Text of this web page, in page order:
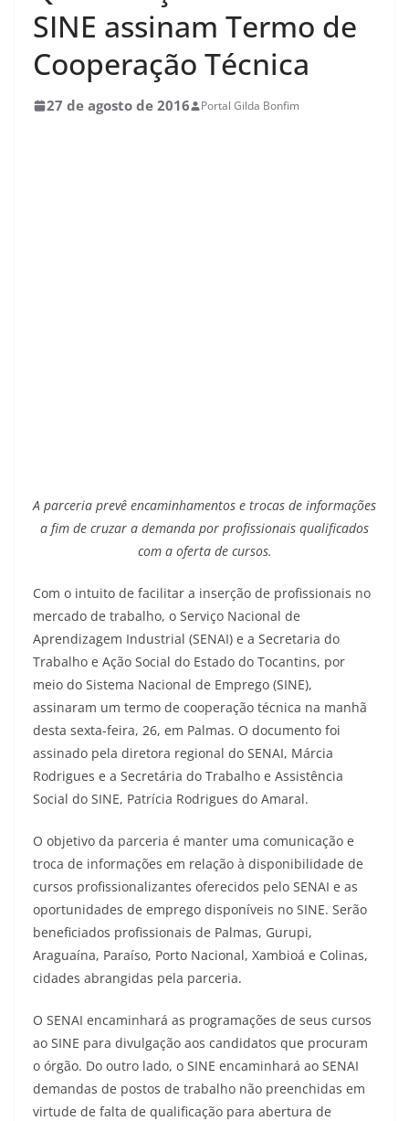
SINE assinam Termo de
Cooperação Técnica
27 de agosto de 2016 Portal Gilda Bonfim
A parceria prevê encaminhamentos e trocas de informações
a fim de cruzar a demanda por profissionais qualificados
com a oferta de cursos.
Com o intuito de facilitar a inserção de profissionais no
mercado de trabalho, o Serviço Nacional de
Aprendizagem Industrial (SENAI) e a Secretaria do
Trabalho e Ação Social do Estado do Tocantins, por
meio do Sistema Nacional de Emprego (SINE),
assinaram um termo de cooperação técnica na manhã
desta sexta-feira, 26, em Palmas. O documento foi
assinado pela diretora regional do SENAI, Márcia
Rodrigues e a Secretária do Trabalho e Assistência
Social do SINE, Patrícia Rodrigues do Amaral.
O objetivo da parceria é manter uma comunicação e
troca de informações em relação à disponibilidade de
cursos profissionalizantes oferecidos pelo SENAI e as
oportunidades de emprego disponíveis no SINE. Serão
beneficiados profissionais de Palmas, Gurupi,
Araguaína, Paraíso, Porto Nacional, Xambioá e Colinas,
cidades abrangidas pela parceria.
O SENAI encaminhará as programações de seus cursos
ao SINE para divulgação aos candidatos que procuram
o órgão. Do outro lado, o SINE encaminhará ao SENAI
demandas de postos de trabalho não preenchidas em
virtude de falta de qualificação para abertura de